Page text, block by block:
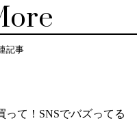
記事
って！SNSでバズってる